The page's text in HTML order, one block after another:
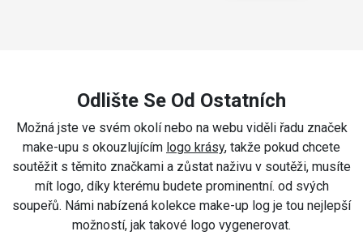
Odlište Se Od Ostatních
Možná jste ve svém okolí nebo na webu viděli řadu značek
make-upu s okouzlujícím logo krásy, takže pokud chcete
soutěžit s těmito značkami a zůstat naživu v soutěži, musíte
mít logo, díky kterému budete prominentní. od svých
soupeřů. Námi nabízená kolekce make-up log je tou nejlepší
možností, jak takové logo vygenerovat.